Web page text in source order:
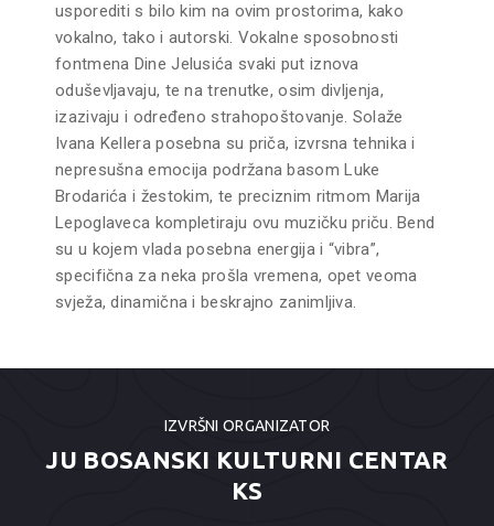
usporediti s bilo kim na ovim prostorima, kako
vokalno, tako i autorski. Vokalne sposobnosti
fontmena Dine Jelusića svaki put iznova
oduševljavaju, te na trenutke, osim divljenja,
izazivaju i određeno strahopoštovanje. Solaže
Ivana Kellera posebna su priča, izvrsna tehnika i
nepresušna emocija podržana basom Luke
Brodarića i žestokim, te preciznim ritmom Marija
Lepoglaveca kompletiraju ovu muzičku priču. Bend
su u kojem vlada posebna energija i “vibra”,
specifična za neka prošla vremena, opet veoma
svježa, dinamična i beskrajno zanimljiva.
IZVRŠNI ORGANIZATOR
JU BOSANSKI KULTURNI CENTAR
KS